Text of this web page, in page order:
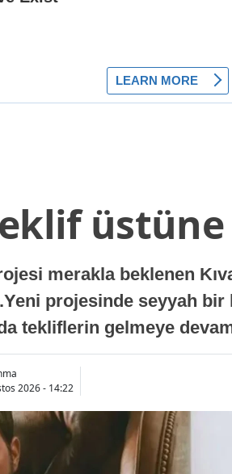
merakla beklenen
projesinde seyyah
tekliflerin gelmeye
2026 - 14:22